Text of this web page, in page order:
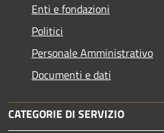
Enti e fondazioni
Politici
Personale Amministrativo
Documenti e dati
CATEGORIE DI SERVIZIO